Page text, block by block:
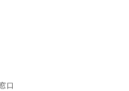
口